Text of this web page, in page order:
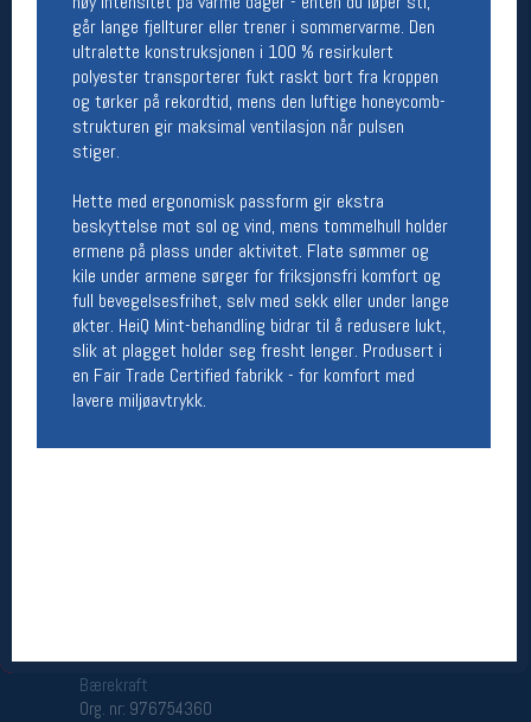
går lange fjellturer eller trener i sommervarme. Den
ultralette konstruksjonen i 100 % resirkulert
polyester transporterer fukt raskt bort fra kroppen
og tørker på rekordtid, mens den luftige honeycomb-
strukturen gir maksimal ventilasjon når pulsen
stiger.
Hette med ergonomisk passform gir ekstra
beskyttelse mot sol og vind, mens tommelhull holder
ermene på plass under aktivitet. Flate sømmer og
kile under armene sørger for friksjonsfri komfort og
full bevegelsesfrihet, selv med sekk eller under lange
økter. HeiQ Mint-behandling bidrar til å redusere lukt,
slik at plagget holder seg fresht lenger. Produsert i
en Fair Trade Certified fabrikk - for komfort med
lavere miljøavtrykk.
Åpningstider butikk
Man-Fredag:
11-18
Lørdag:
11-16
Team Oslo Sportslager
Magasinet
Medlemstilbud og aktiviteter
MELD DEG INN GRATIS
Åpningstider verkstedet
Man-Fredag:
11-18
Lørdag:
For å bestille time må du logge inn i
Informasjonskapsler
Bærekraft
Org. nr: 976754360